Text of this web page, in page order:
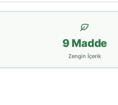
9 Madde
Zengin İçerik